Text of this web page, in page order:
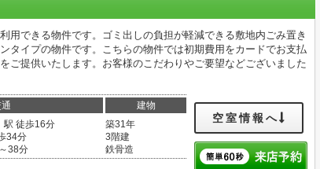
用できる物件です。ゴミ出しの負担が軽減できる敷地内ごみ置き
タイプの物件です。こちらの物件では初期費用をカードでお支払
ご提供いたします。お客様のこだわりやご要望などございました
建物
駅 徒歩16分
34分
38分
築31年
3階建
鉄骨造
空室情報へ